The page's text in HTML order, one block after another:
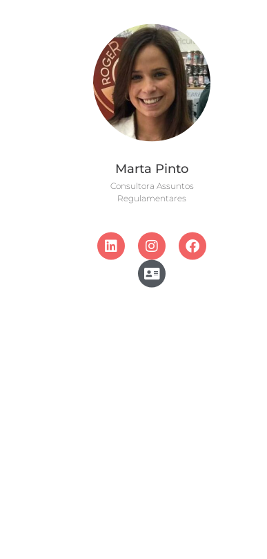
Marta Pinto
Consultora Assuntos
Regulamentares